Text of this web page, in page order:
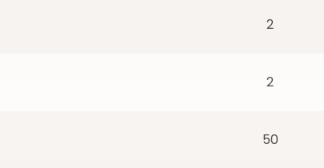
2
2
50